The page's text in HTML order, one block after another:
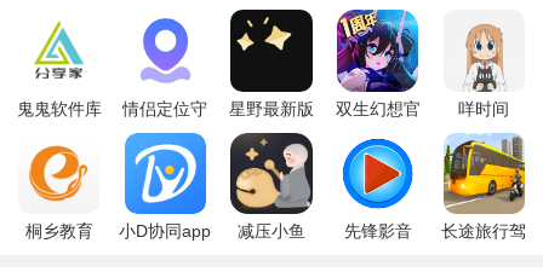
5. 多语言字幕支持：对于一些外语电视剧，提供多种语言字
幕选择，方便不同语言背景的用户观看，打破语言障碍，畅
享全球优质剧集。
【晚秋影院电视剧免费资源亮点】
1. 无广告干扰：在观看电视剧的过程中，不会出现烦人的广
告弹窗，让用户能够全身心地沉浸在剧情之中，享受纯粹的
观影乐趣。
鬼鬼软件库
情侣定位守
护软件
星野最新版
双生幻想官
咩时间
桐乡教育
小D协同app
减压小鱼
先锋影音
长途旅行驾